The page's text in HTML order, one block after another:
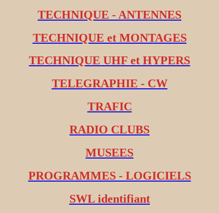
TECHNIQUE - ANTENNES
TECHNIQUE et MONTAGES
TECHNIQUE UHF et HYPERS
TELEGRAPHIE - CW
TRAFIC
RADIO CLUBS
MUSEES
PROGRAMMES - LOGICIELS
SWL identifiant